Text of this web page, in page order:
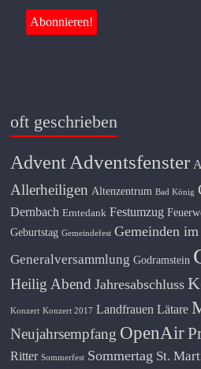
oft geschrieben
Advent Adventsfenster
Allerheiligen Altenzentrum Bad König
Dernbach Erntedank Festumzug
Geburtstag Gemeindefest Gemeinden
Generalversammlung Godramstein
Heilig Abend Jahresabschluss
Konzert Konzert 2017 Landfrauen Lätare
Neujahrsempfang OpenAir
Ritter Sommerfest Sommertag St.